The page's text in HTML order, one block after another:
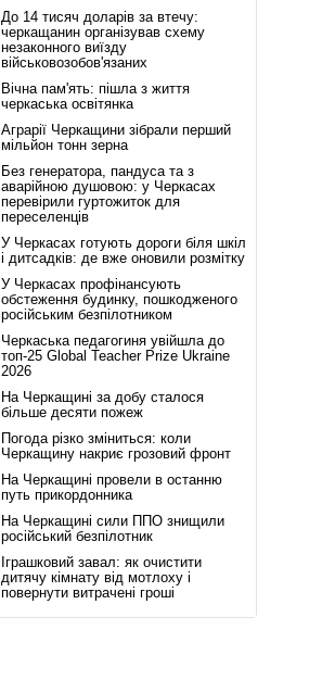
До 14 тисяч доларів за втечу:
черкащанин організував схему
незаконного виїзду
військовозобов'язаних
Вічна пам'ять: пішла з життя
черкаська освітянка
Аграрії Черкащини зібрали перший
мільйон тонн зерна
Без генератора, пандуса та з
аварійною душовою: у Черкасах
перевірили гуртожиток для
переселенців
У Черкасах готують дороги біля шкіл
і дитсадків: де вже оновили розмітку
У Черкасах профінансують
обстеження будинку, пошкодженого
російським безпілотником
Черкаська педагогиня увійшла до
топ-25 Global Teacher Prize Ukraine
2026
На Черкащині за добу сталося
більше десяти пожеж
Погода різко зміниться: коли
Черкащину накриє грозовий фронт
На Черкащині провели в останню
путь прикордонника
На Черкащині сили ППО знищили
російський безпілотник
Іграшковий завал: як очистити
дитячу кімнату від мотлоху і
повернути витрачені гроші